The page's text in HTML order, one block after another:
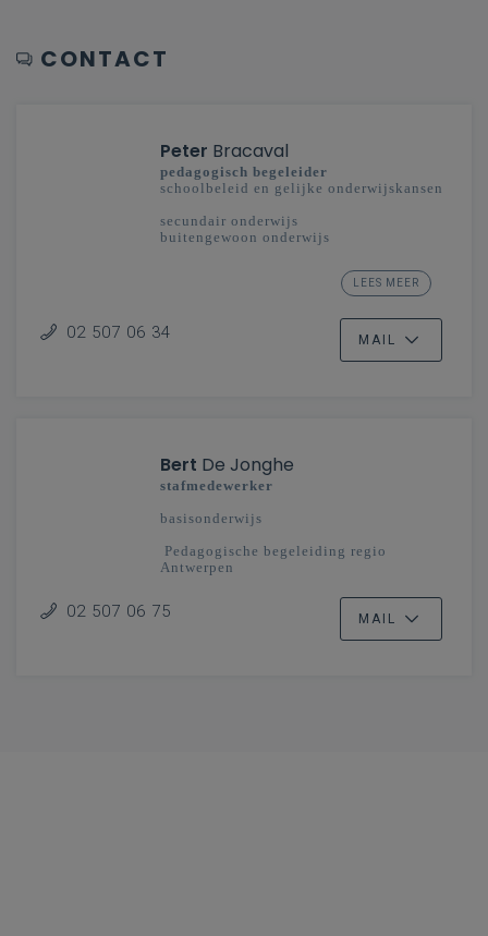
CONTACT
Peter Bracaval
pedagogisch begeleider
schoolbeleid en gelijke onderwijskansen
secundair onderwijs
buitengewoon onderwijs
Pedagogische begeleiding regio
LEES MEER
02 507 06 34 MAIL
Bert De Jonghe
stafmedewerker
basisonderwijs
Pedagogische begeleiding regio
Antwerpen
02 507 06 75 MAIL